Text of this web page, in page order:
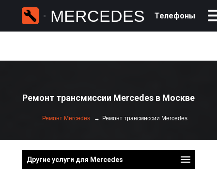
MERCEDES Телефоны
Ремонт трансмиссии Mercedes в Москве
Ремонт Mercedes Ремонт трансмиссии Mercedes
Другие услуги для Mercedes